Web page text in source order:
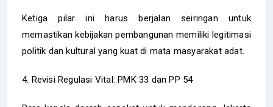
Ketiga pilar ini harus berjalan seiringan untuk
memastikan kebijakan pembangunan memiliki legitimasi
politik dan kultural yang kuat di mata masyarakat adat.
4. Revisi Regulasi Vital: PMK 33 dan PP 54